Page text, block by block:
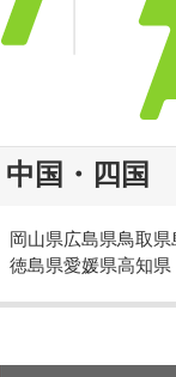
中国・四国
岡山県広島県鳥取県
徳島県愛媛県高知県
検索条件
特集 ピッ